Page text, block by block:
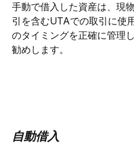
手動で借入した資産は、現
引を含むUTAでの取引に使
のタイミングを正確に管理
勧めします。
自動借入